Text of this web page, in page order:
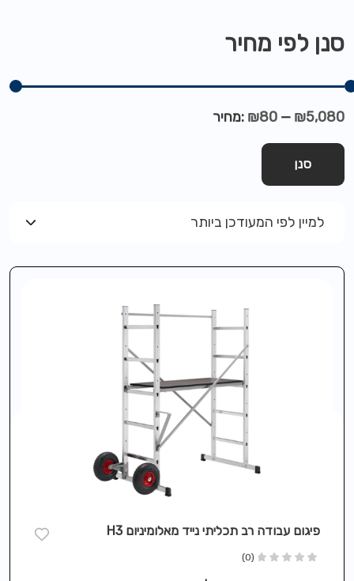
סנן לפי מחיר
סנן
מחיר: ₪80 — ₪5,080
למיין לפי המעודכן ביותר
פיגום עבודה רב תכליתי נייד מאלומיניום H3
(0)